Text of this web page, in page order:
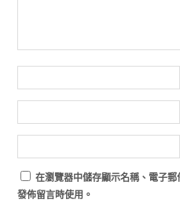
在瀏覽器中儲存顯示名稱、電子
發佈留言時使用。